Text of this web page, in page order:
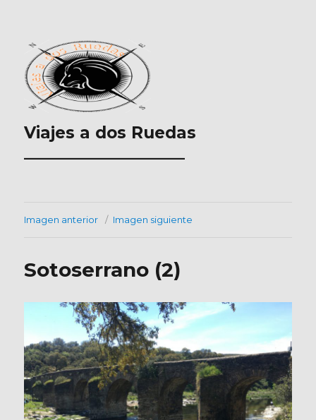
Viajes a dos Ruedas
___________________
Imagen anterior Imagen siguiente
Sotoserrano (2)